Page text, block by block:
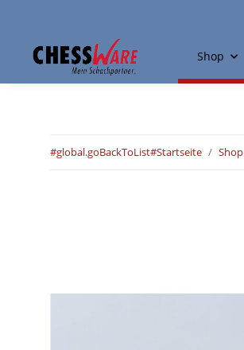
Shop
#global.goBackToList#Startseite Shop